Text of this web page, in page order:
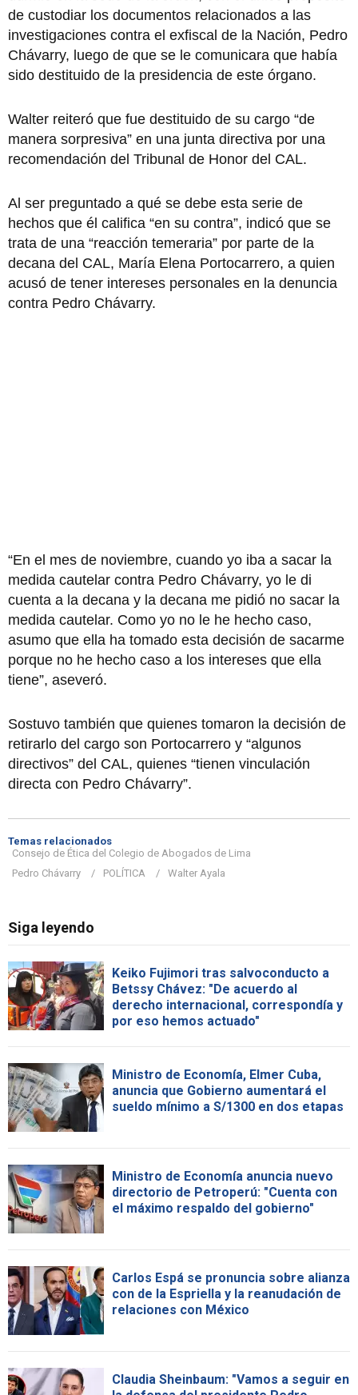
de custodiar los documentos relacionados a las
investigaciones contra el exfiscal de la Nación, Pedro
Chávarry, luego de que se le comunicara que había
sido destituido de la presidencia de este órgano.
Walter reiteró que fue destituido de su cargo “de
manera sorpresiva” en una junta directiva por una
recomendación del Tribunal de Honor del CAL.
Al ser preguntado a qué se debe esta serie de
hechos que él califica “en su contra”, indicó que se
trata de una “reacción temeraria” por parte de la
decana del CAL, María Elena Portocarrero, a quien
acusó de tener intereses personales en la denuncia
contra Pedro Chávarry.
“En el mes de noviembre, cuando yo iba a sacar la
medida cautelar contra Pedro Chávarry, yo le di
cuenta a la decana y la decana me pidió no sacar la
medida cautelar. Como yo no le he hecho caso,
asumo que ella ha tomado esta decisión de sacarme
porque no he hecho caso a los intereses que ella
tiene”, aseveró.
Sostuvo también que quienes tomaron la decisión de
retirarlo del cargo son Portocarrero y “algunos
directivos” del CAL, quienes “tienen vinculación
directa con Pedro Chávarry”.
Temas relacionados
Consejo de Ética del Colegio de Abogados de Lima
Pedro Chávarry
POLÍTICA Walter Ayala
Siga leyendo
Keiko Fujimori tras salvoconducto a
Betssy Chávez: "De acuerdo al
derecho internacional, correspondía y
por eso hemos actuado"
Ministro de Economía, Elmer Cuba,
anuncia que Gobierno aumentará el
sueldo mínimo a S/1300 en dos etapas
Ministro de Economía anuncia nuevo
directorio de Petroperú: "Cuenta con
el máximo respaldo del gobierno"
Carlos Espá se pronuncia sobre alianza
con de la Espriella y la reanudación de
relaciones con México
Claudia Sheinbaum: "Vamos a seguir en